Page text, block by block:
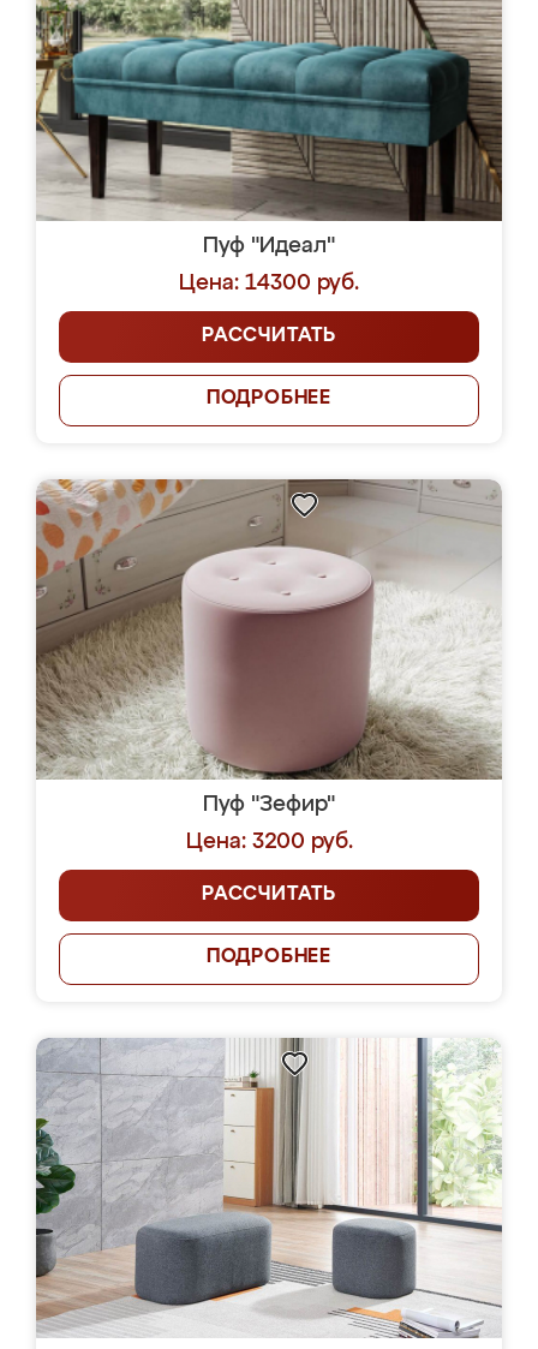
Пуф "Идеал"
Цена: 14300 руб.
РАССЧИТАТЬ
ПОДРОБНЕЕ
Пуф "Зефир"
Цена: 3200 руб.
РАССЧИТАТЬ
ПОДРОБНЕЕ